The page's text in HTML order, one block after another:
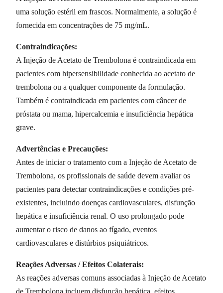
uma solução estéril em frascos. Normalmente, a solução é
fornecida em concentrações de 75 mg/mL.
Contraindicações:
A Injeção de Acetato de Trembolona é contraindicada em
pacientes com hipersensibilidade conhecida ao acetato de
trembolona ou a qualquer componente da formulação.
Também é contraindicada em pacientes com câncer de
próstata ou mama, hipercalcemia e insuficiência hepática
grave.
Advertências e Precauções:
Antes de iniciar o tratamento com a Injeção de Acetato de
Trembolona, os profissionais de saúde devem avaliar os
pacientes para detectar contraindicações e condições pré-
existentes, incluindo doenças cardiovasculares, disfunção
hepática e insuficiência renal. O uso prolongado pode
aumentar o risco de danos ao fígado, eventos
cardiovasculares e distúrbios psiquiátricos.
Reações Adversas / Efeitos Colaterais:
As reações adversas comuns associadas à Injeção de Acetato